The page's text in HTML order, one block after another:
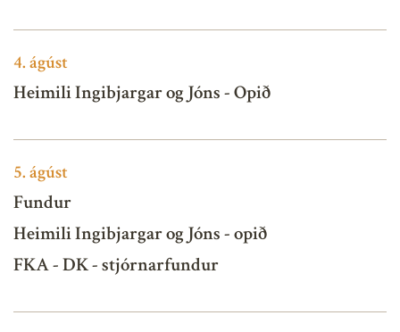
4.ágúst
Heimili Ingibjargar og Jóns - Opið
5.ágúst
Fundur
Heimili Ingibjargar og Jóns - opið
FKA - DK - stjórnarfundur